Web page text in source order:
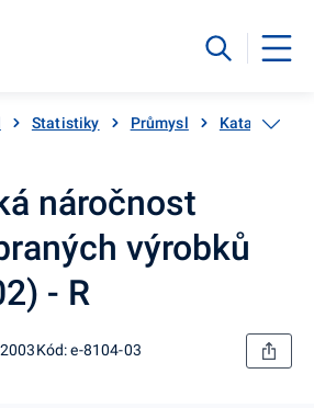
Statistiky Průmysl Katalog
náročnost
výrobků
- R
Kód: e-8104-03